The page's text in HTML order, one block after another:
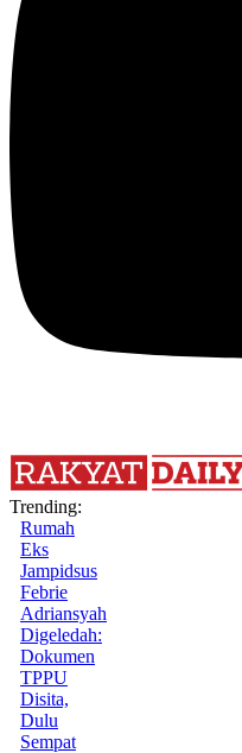
Trending:
Rumah
Eks
Jampidsus
Febrie
Adriansyah
Digeledah:
Dokumen
TPPU
Disita,
Dulu
Sempat